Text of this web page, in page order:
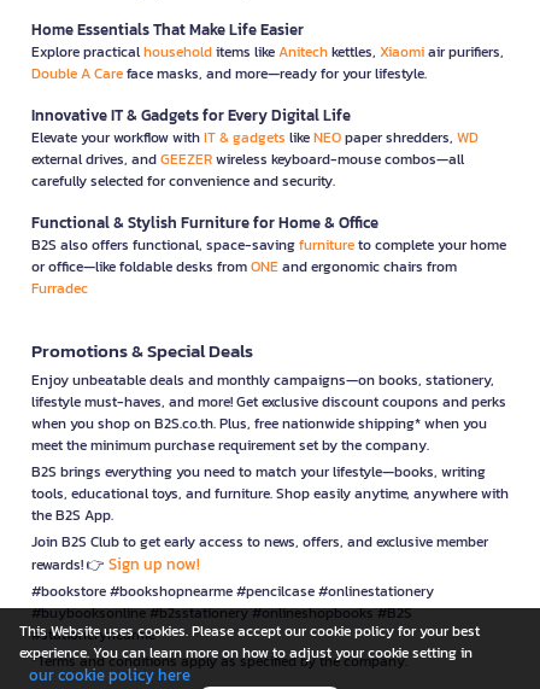
Home Essentials That Make Life Easier
Explore practicalhouseholditems likeAnitechkettles, Xiaomiair purifiers,
Double A Careface masks, and more—ready for your lifestyle.
Innovative IT & Gadgets for Every Digital Life
Elevate your workflow withIT & gadgets likeNEOpaper shredders, WD
external drives, andGEEZERwireless keyboard-mouse combos—all
carefully selected for convenience and security.
Functional & Stylish Furniture for Home & Office
B2S also offers functional, space-savingfurnitureto complete your home
or office—like foldable desks fromONEand ergonomic chairs from
Furradec
Promotions & Special Deals
Enjoy unbeatable deals and monthly campaigns—on books, stationery,
lifestyle must-haves, and more! Get exclusive discount coupons and perks
when you shop on B2S.co.th. Plus, free nationwide shipping* when you
meet the minimum purchase requirement set by the company.
B2S brings everything you need to match your lifestyle—books, writing
tools, educational toys, and furniture. Shop easily anytime, anywhere with
the B2S App.
Join B2S Club to get early access to news, offers, and exclusive member
rewards! 👉 Sign up now!
#bookstore #bookshopnearme #pencilcase #onlinestationery
#buybooksonline #b2sstationery #onlineshopbooks #B2S
#stationerynearme
*Terms and conditions apply as specified by the company.
This Website uses cookies. Please accept our cookie policy for your best
experience. You can learn more on how to adjust your cookie setting in
our cookie policy here